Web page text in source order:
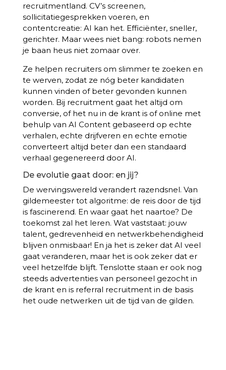
recruitmentland. CV’s screenen,
sollicitatiegesprekken voeren, en
contentcreatie: AI kan het. Efficiënter, sneller,
gerichter. Maar wees niet bang: robots nemen
je baan heus niet zomaar over.
Ze helpen recruiters om slimmer te zoeken en
te werven, zodat ze nóg beter kandidaten
kunnen vinden of beter gevonden kunnen
worden. Bij recruitment gaat het altijd om
conversie, of het nu in de krant is of online met
behulp van AI Content gebaseerd op echte
verhalen, echte drijfveren en echte emotie
converteert altijd beter dan een standaard
verhaal gegenereerd door AI.
De evolutie gaat door: en jij?
De wervingswereld verandert razendsnel. Van
gildemeester tot algoritme: de reis door de tijd
is fascinerend. En waar gaat het naartoe? De
toekomst zal het leren. Wat vaststaat: jouw
talent, gedrevenheid en netwerkbehendigheid
blijven onmisbaar! En ja het is zeker dat AI veel
gaat veranderen, maar het is ook zeker dat er
veel hetzelfde blijft. Tenslotte staan er ook nog
steeds advertenties van personeel gezocht in
de krant en is referral recruitment in de basis
het oude netwerken uit de tijd van de gilden.